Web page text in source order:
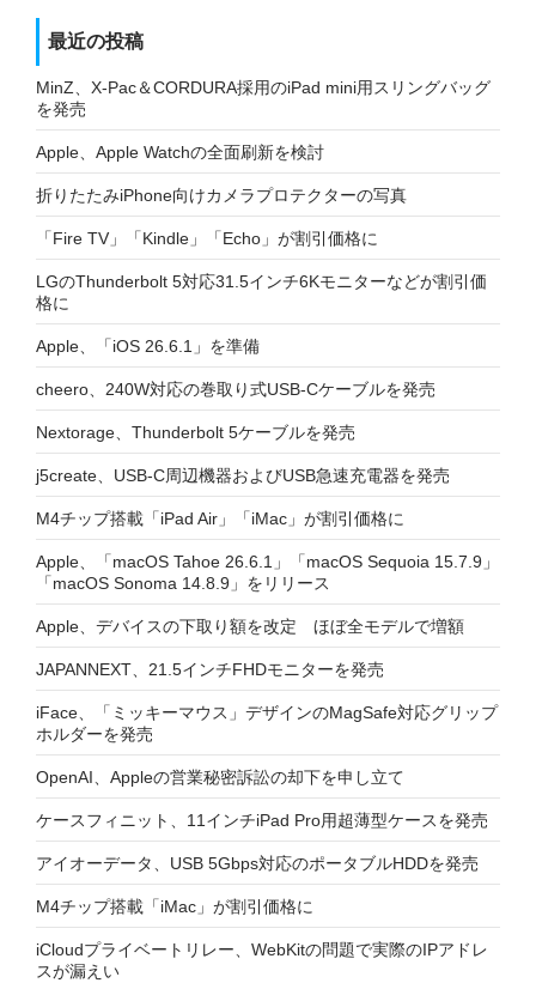
最近の投稿
MinZ、X-Pac＆CORDURA採用のiPad mini用スリングバッグ
を発売
Apple、Apple Watchの全面刷新を検討
折りたたみiPhone向けカメラプロテクターの写真
「Fire TV」「Kindle」「Echo」が割引価格に
LGのThunderbolt 5対応31.5インチ6Kモニターなどが割引価
格に
Apple、「iOS 26.6.1」を準備
cheero、240W対応の巻取り式USB-Cケーブルを発売
Nextorage、Thunderbolt 5ケーブルを発売
j5create、USB-C周辺機器およびUSB急速充電器を発売
M4チップ搭載「iPad Air」「iMac」が割引価格に
Apple、「macOS Tahoe 26.6.1」「macOS Sequoia 15.7.9」
「macOS Sonoma 14.8.9」をリリース
Apple、デバイスの下取り額を改定 ほぼ全モデルで増額
JAPANNEXT、21.5インチFHDモニターを発売
iFace、「ミッキーマウス」デザインのMagSafe対応グリップ
ホルダーを発売
OpenAI、Appleの営業秘密訴訟の却下を申し立て
ケースフィニット、11インチiPad Pro用超薄型ケースを発売
アイオーデータ、USB 5Gbps対応のポータブルHDDを発売
M4チップ搭載「iMac」が割引価格に
iCloudプライベートリレー、WebKitの問題で実際のIPアドレ
スが漏えい